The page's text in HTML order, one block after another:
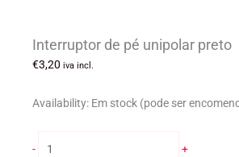
Interruptor de pé unipolar preto
€3,20 iva incl.
Availability: Em stock (pode ser
- +